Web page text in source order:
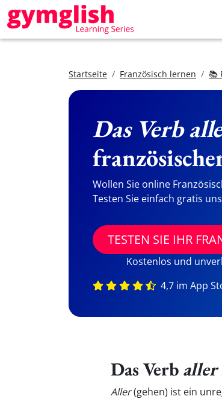
Startseite Französisch lernen 📚
Das Verb
Wollen Sie online
Testen Sie einfach gratis
TESTEN SIE IHR
Kostenlos und
4,7 im App
Das Verb aller
Aller(gehen) ist ein